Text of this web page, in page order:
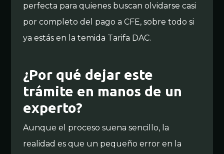
perfecta para quienes buscan olvidarse casi
por completo del pago a CFE, sobre todo si
ya estás en la temida Tarifa DAC.
¿Por qué dejar este
trámite en manos de un
experto?
Aunque el proceso suena sencillo, la
realidad es que un pequeño error en la